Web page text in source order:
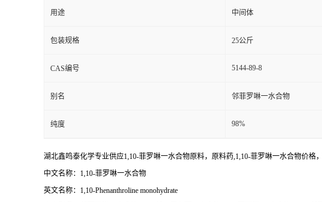
用途 中间体
包装规格 25公斤
CAS编号 5144-89-8
别名 邻菲罗啉一水合物
纯度 98%
湖北鑫鸣泰化学专业供应1,10-菲罗啉一水合物原料，原料药,1,10-菲罗啉一水合物价
中文名称：1,10-菲罗啉一水合物
英文名称：1,10-Phenanthroline monohydrate